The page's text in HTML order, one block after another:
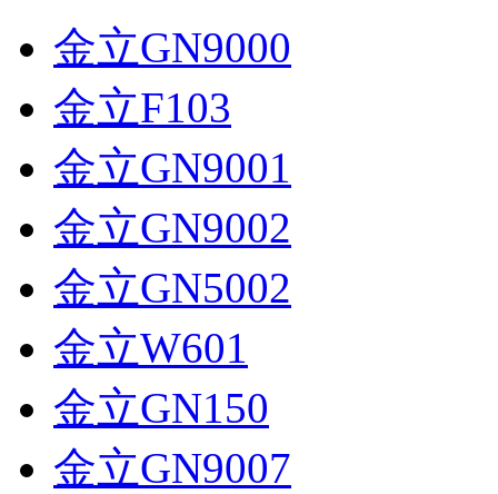
金立GN9000
金立F103
金立GN9001
金立GN9002
金立GN5002
金立W601
金立GN150
金立GN9007